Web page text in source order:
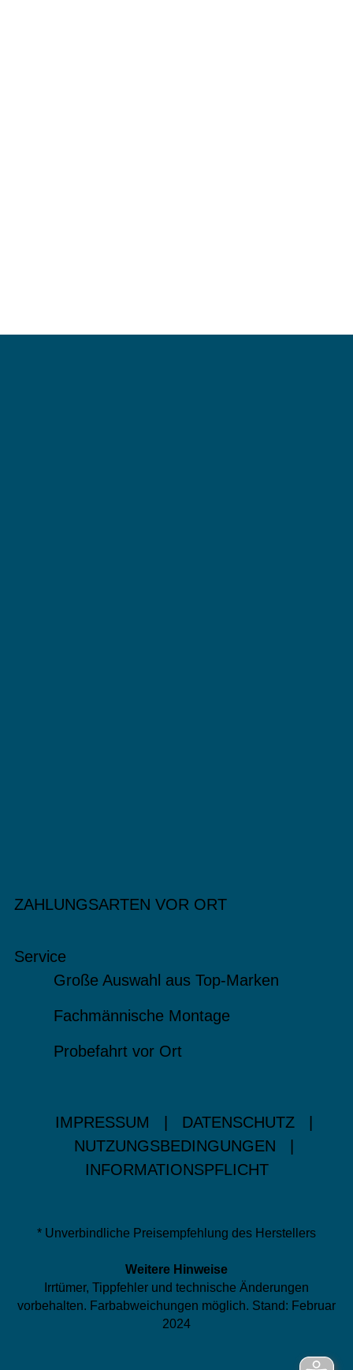
ZAHLUNGSARTEN VOR ORT
Service
Große Auswahl aus Top-Marken
Fachmännische Montage
Probefahrt vor Ort
IMPRESSUM DATENSCHUTZ
NUTZUNGSBEDINGUNGEN
INFORMATIONSPFLICHT
* Unverbindliche Preisempfehlung des Herstellers
Weitere Hinweise
Irrtümer, Tippfehler und technische Änderungen
vorbehalten. Farbabweichungen möglich. Stand: Februar
2024